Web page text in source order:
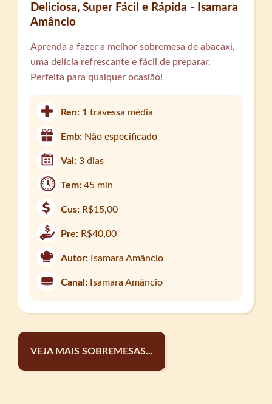
Deliciosa, Super Fácil e Rápida - Isamara
Amâncio
Aprenda a fazer a melhor sobremesa de abacaxi,
uma delícia refrescante e fácil de preparar.
Perfeita para qualquer ocasião!
Ren: 1 travessa média
Emb: Não especificado
Val:3 dias
Tem:45 min
Cus: R$15,00
Pre: R$40,00
Autor: Isamara Amâncio
Canal: Isamara Amâncio
VEJA MAIS SOBREMESAS...